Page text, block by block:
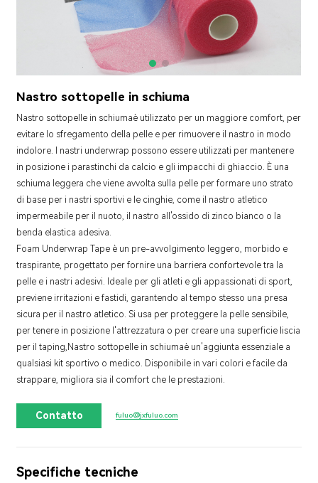
Nastro sottopelle in schiuma
Nastro sottopelle in schiumaè utilizzato per un maggiore comfort, per
evitare lo sfregamento della pelle e per rimuovere il nastro in modo
indolore. I nastri underwrap possono essere utilizzati per mantenere
in posizione i parastinchi da calcio e gli impacchi di ghiaccio. È una
schiuma leggera che viene avvolta sulla pelle per formare uno strato
di base per i nastri sportivi e le cinghie, come il nastro atletico
impermeabile per il nuoto, il nastro all'ossido di zinco bianco o la
benda elastica adesiva.
Foam Underwrap Tape è un pre-avvolgimento leggero, morbido e
traspirante, progettato per fornire una barriera confortevole tra la
pelle e i nastri adesivi. Ideale per gli atleti e gli appassionati di sport,
previene irritazioni e fastidi, garantendo al tempo stesso una presa
sicura per il nastro atletico. Si usa per proteggere la pelle sensibile,
per tenere in posizione l'attrezzatura o per creare una superficie liscia
per il taping, Nastro sottopelle in schiumaè un'aggiunta essenziale a
qualsiasi kit sportivo o medico. Disponibile in vari colori e facile da
strappare, migliora sia il comfort che le prestazioni.
Contatto fuluo@jxfuluo.com
Specifiche tecniche